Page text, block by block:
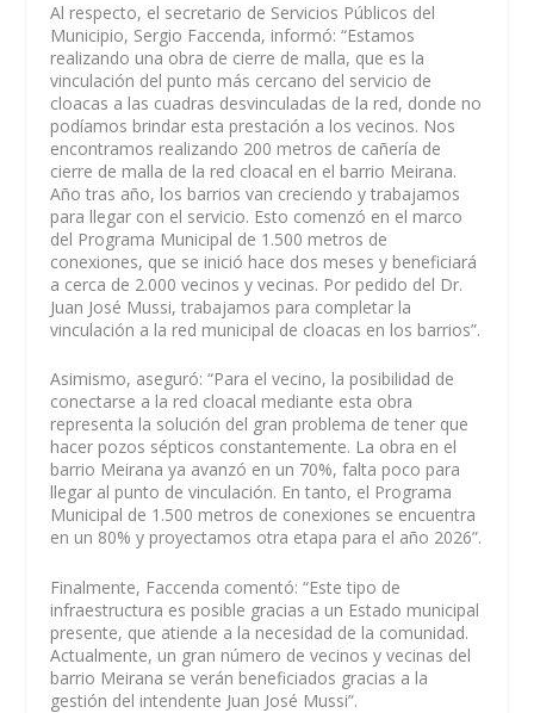
Al respecto, el secretario de Servicios Públicos del
Municipio, Sergio Faccenda, informó: “Estamos
realizando una obra de cierre de malla, que es la
vinculación del punto más cercano del servicio de
cloacas a las cuadras desvinculadas de la red, donde no
podíamos brindar esta prestación a los vecinos. Nos
encontramos realizando 200 metros de cañería de
cierre de malla de la red cloacal en el barrio Meirana.
Año tras año, los barrios van creciendo y trabajamos
para llegar con el servicio. Esto comenzó en el marco
del Programa Municipal de 1.500 metros de
conexiones, que se inició hace dos meses y beneficiará
a cerca de 2.000 vecinos y vecinas. Por pedido del Dr.
Juan José Mussi, trabajamos para completar la
vinculación a la red municipal de cloacas en los barrios”.
Asimismo, aseguró: “Para el vecino, la posibilidad de
conectarse a la red cloacal mediante esta obra
representa la solución del gran problema de tener que
hacer pozos sépticos constantemente. La obra en el
barrio Meirana ya avanzó en un 70%, falta poco para
llegar al punto de vinculación. En tanto, el Programa
Municipal de 1.500 metros de conexiones se encuentra
en un 80% y proyectamos otra etapa para el año 2026”.
Finalmente, Faccenda comentó: “Este tipo de
infraestructura es posible gracias a un Estado municipal
presente, que atiende a la necesidad de la comunidad.
Actualmente, un gran número de vecinos y vecinas del
barrio Meirana se verán beneficiados gracias a la
gestión del intendente Juan José Mussi”.